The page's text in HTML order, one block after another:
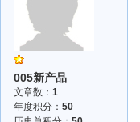
005新产品
文章数： 1
年度积分： 50